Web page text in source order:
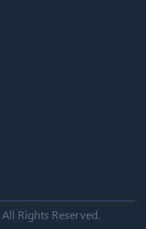
All Rights Reserved.